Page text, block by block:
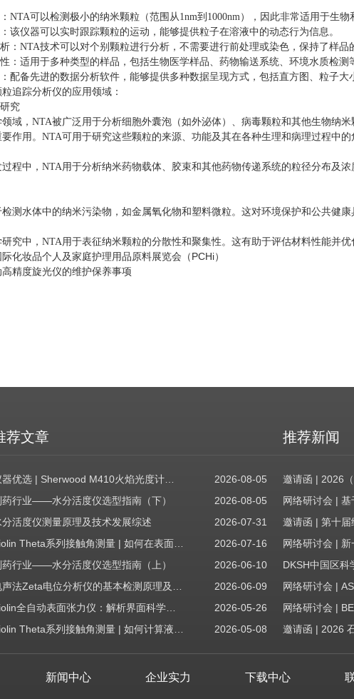
可以检测极小的纳米颗粒（范围从1nm到1000nm），因此非常适用于生物
仪器可以实时跟踪颗粒的运动，能够提供粒子在溶液中的动态行为信息。
NTA技术可以对个别颗粒进行分析，不需要进行前处理或染色，保持了样品
适用于多种类型的样品，包括生物医学样品、药物输送系统、环境水质检测
备先进的数据分析软件，能够提供多种数据呈现方式，包括直方图、粒子大
踪分析仪的应用领域：
究
，NTA被广泛用于分析细胞外囊泡（如外泌体）、病毒颗粒和其他生物纳米
作用。NTA可用于研究这些颗粒的来源、功能及其在各种生理和病理过程中的
中，NTA用于分析纳米药物载体、胶束和其他药物传递系统的粒径分布及浓
水体中的纳米污染物，如金属氧化物和塑料微粒。这对环境保护和公共健康
中，NTA用于表征纳米颗粒的分散性和聚集性。这有助于评估材料性能并优
化妆品个人及家庭护理用品原料展览会（PCHi）
精度旋光仪的维护保养事项
荐文章
2026-08-05
药行业——水分活度仪选型指南（下）
2026-08-05
分活度仪测量原理及技术发展综述
2026-07-31
2026-07-16
药行业——水分活度仪选型指南（上）
2026-06-10
2026-06-09
2026-05-26
2026-05-08
推荐新闻
新闻中心 企业实力 下载中心